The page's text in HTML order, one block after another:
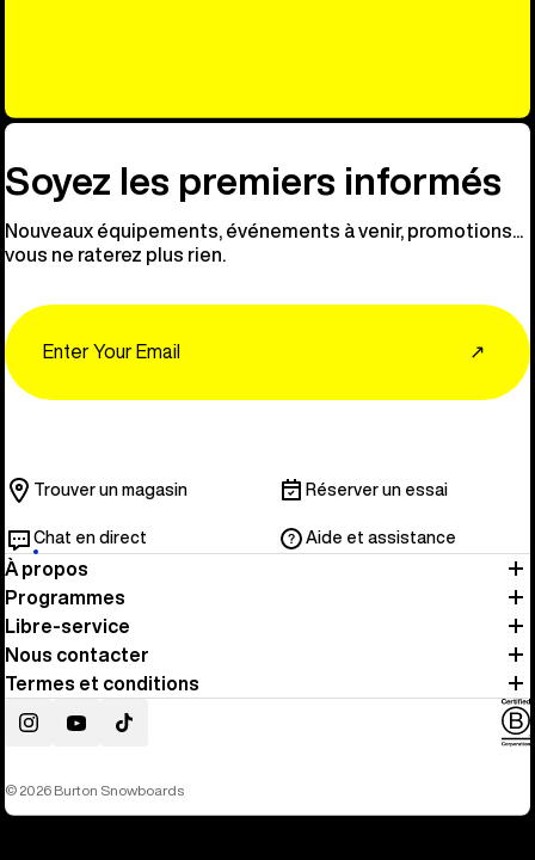
Découvre
Soyez les premiers informés
Nouveaux équipements, événements à venir, promotions...
vous ne raterez plus rien.
↗
Trouver un magasin Réserver un essai
Chat en direct Aide et assistance
À propos
Programmes
Libre-service
Nous contacter
Termes et conditions
InstagramYouTubeTikTok
© 2026 Burton Snowboards